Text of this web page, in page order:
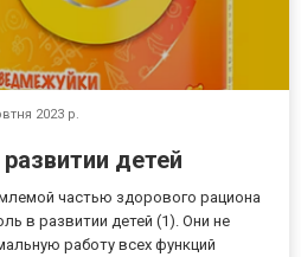
2023 р.
детей
частью здорового рациона
в развитии детей (1). Они не
работу всех функций